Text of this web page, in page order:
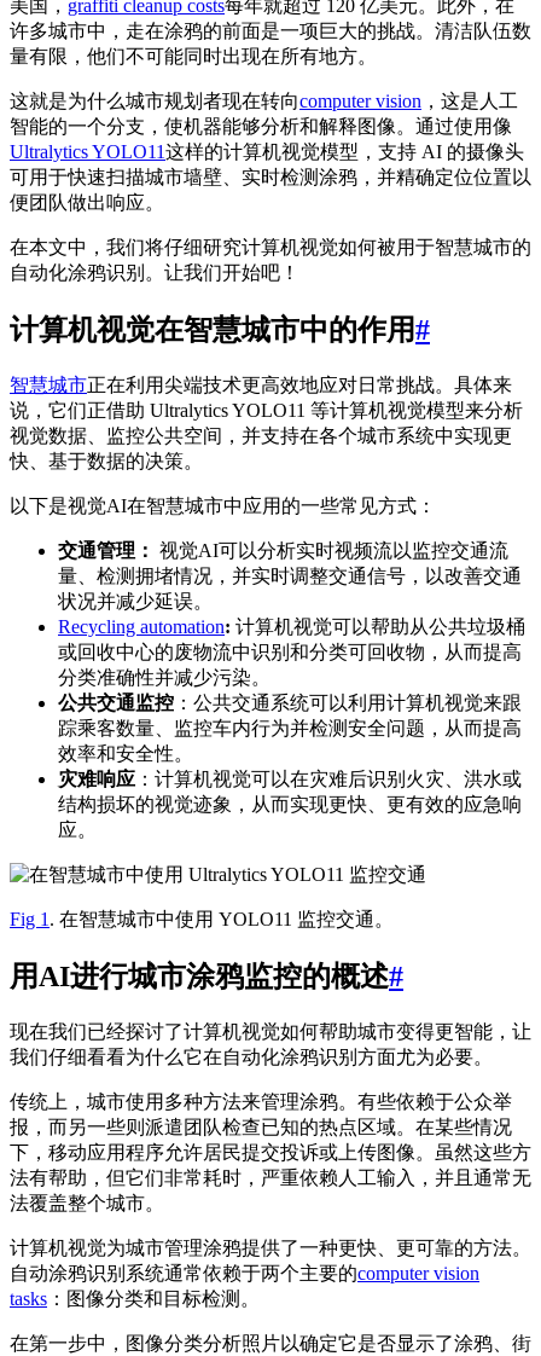
美国， graffiti cleanup costs每年就超过 120 亿美元。此外，在
许多城市中，走在涂鸦的前面是一项巨大的挑战。清洁队伍数
量有限，他们不可能同时出现在所有地方。
这就是为什么城市规划者现在转向computer vision ，这是人工
智能的一个分支，使机器能够分析和解释图像。通过使用像
Ultralytics YOLO11这样的计算机视觉模型，支持 AI 的摄像头
可用于快速扫描城市墙壁、实时检测涂鸦，并精确定位位置以
便团队做出响应。
在本文中，我们将仔细研究计算机视觉如何被用于智慧城市的
自动化涂鸦识别。让我们开始吧！
计算机视觉在智慧城市中的作用#
智慧城市正在利用尖端技术更高效地应对日常挑战。具体来
说，它们正借助 Ultralytics YOLO11 等计算机视觉模型来分析
视觉数据、监控公共空间，并支持在各个城市系统中实现更
快、基于数据的决策。
以下是视觉AI在智慧城市中应用的一些常见方式：
交通管理： 视觉AI可以分析实时视频流以监控交通流
量、检测拥堵情况，并实时调整交通信号，以改善交通
状况并减少延误。
Recycling automation: 计算机视觉可以帮助从公共垃圾桶
或回收中心的废物流中识别和分类可回收物，从而提高
分类准确性并减少污染。
公共交通监控 ：公共交通系统可以利用计算机视觉来跟
踪乘客数量、监控车内行为并检测安全问题，从而提高
效率和安全性。
灾难响应 ：计算机视觉可以在灾难后识别火灾、洪水或
结构损坏的视觉迹象，从而实现更快、更有效的应急响
应。
Fig 1 . 在智慧城市中使用 YOLO11 监控交通。
用AI进行城市涂鸦监控的概述#
现在我们已经探讨了计算机视觉如何帮助城市变得更智能，让
我们仔细看看为什么它在自动化涂鸦识别方面尤为必要。
传统上，城市使用多种方法来管理涂鸦。有些依赖于公众举
报，而另一些则派遣团队检查已知的热点区域。在某些情况
下，移动应用程序允许居民提交投诉或上传图像。虽然这些方
法有帮助，但它们非常耗时，严重依赖人工输入，并且通常无
法覆盖整个城市。
计算机视觉为城市管理涂鸦提供了一种更快、更可靠的方法。
自动涂鸦识别系统通常依赖于两个主要的computer vision
tasks ：图像分类和目标检测。
在第一步中，图像分类分析照片以确定它是否显示了涂鸦、街